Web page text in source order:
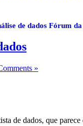
de dados Fórum
»
de dados, que